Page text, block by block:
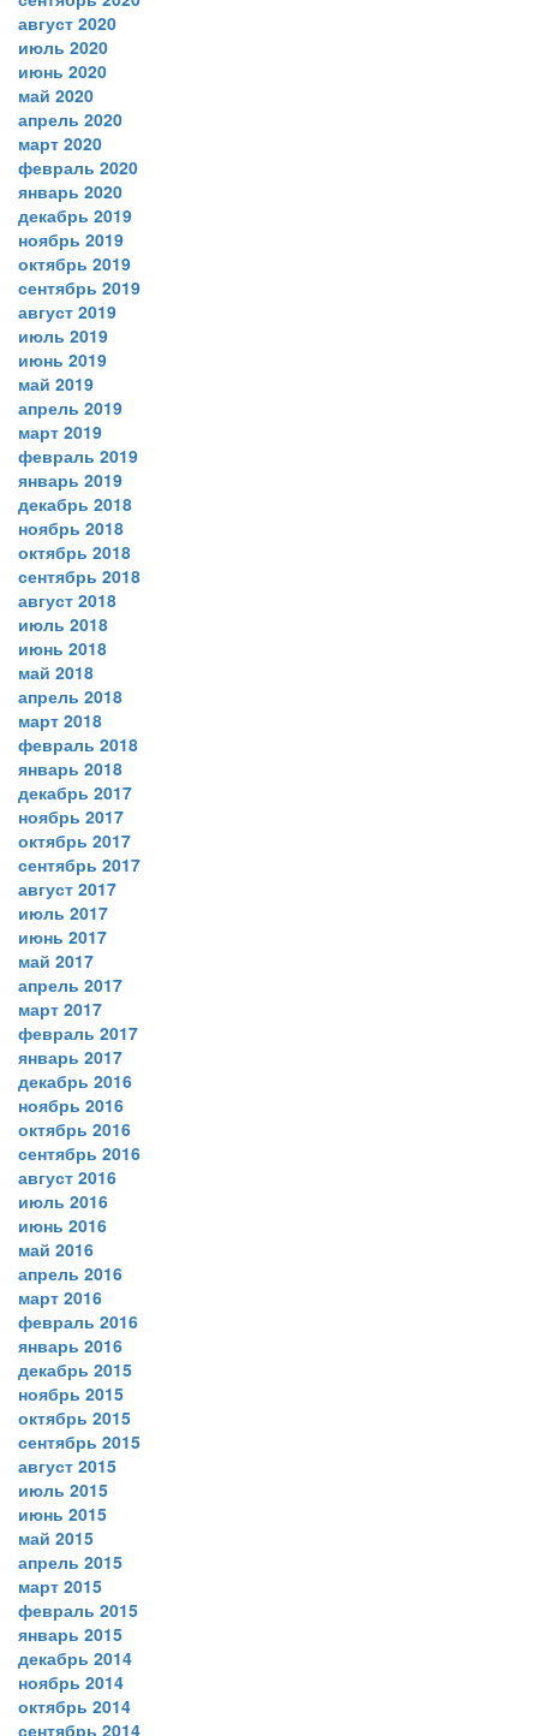
август 2020
июль 2020
июнь 2020
май 2020
апрель 2020
март 2020
февраль 2020
январь 2020
декабрь 2019
ноябрь 2019
октябрь 2019
сентябрь 2019
август 2019
июль 2019
июнь 2019
май 2019
апрель 2019
март 2019
февраль 2019
январь 2019
декабрь 2018
ноябрь 2018
октябрь 2018
сентябрь 2018
август 2018
июль 2018
июнь 2018
май 2018
апрель 2018
март 2018
февраль 2018
январь 2018
декабрь 2017
ноябрь 2017
октябрь 2017
сентябрь 2017
август 2017
июль 2017
июнь 2017
май 2017
апрель 2017
март 2017
февраль 2017
январь 2017
декабрь 2016
ноябрь 2016
октябрь 2016
сентябрь 2016
август 2016
июль 2016
июнь 2016
май 2016
апрель 2016
март 2016
февраль 2016
январь 2016
декабрь 2015
ноябрь 2015
октябрь 2015
сентябрь 2015
август 2015
июль 2015
июнь 2015
май 2015
апрель 2015
март 2015
февраль 2015
январь 2015
декабрь 2014
ноябрь 2014
октябрь 2014
сентябрь 2014